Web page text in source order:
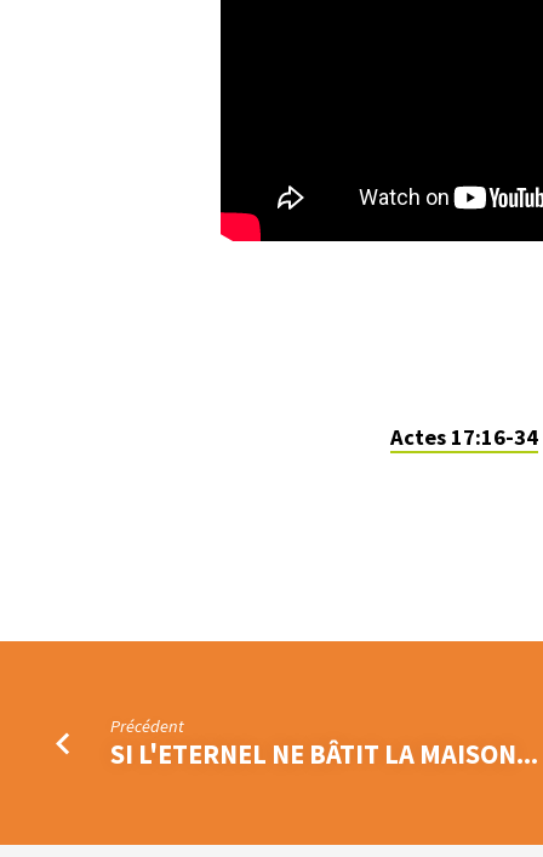
Actes 17:16-34
Précédent
SI L'ETERNEL NE BÂTIT LA MAISON...